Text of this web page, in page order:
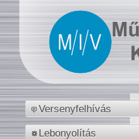
Versenyfelhívás
Lebonyolítás